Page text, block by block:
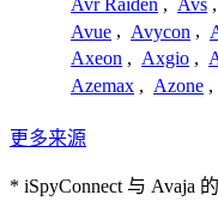
Avue , Avycon ,
Axeon , Axgio ,
Azemax , Azone ,
更多来源
* iSpyConnect 与 Avaja